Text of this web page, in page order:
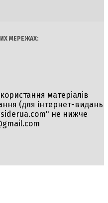
МЕРЕЖАХ:
матеріалів
(для інтернет-видань
не нижче